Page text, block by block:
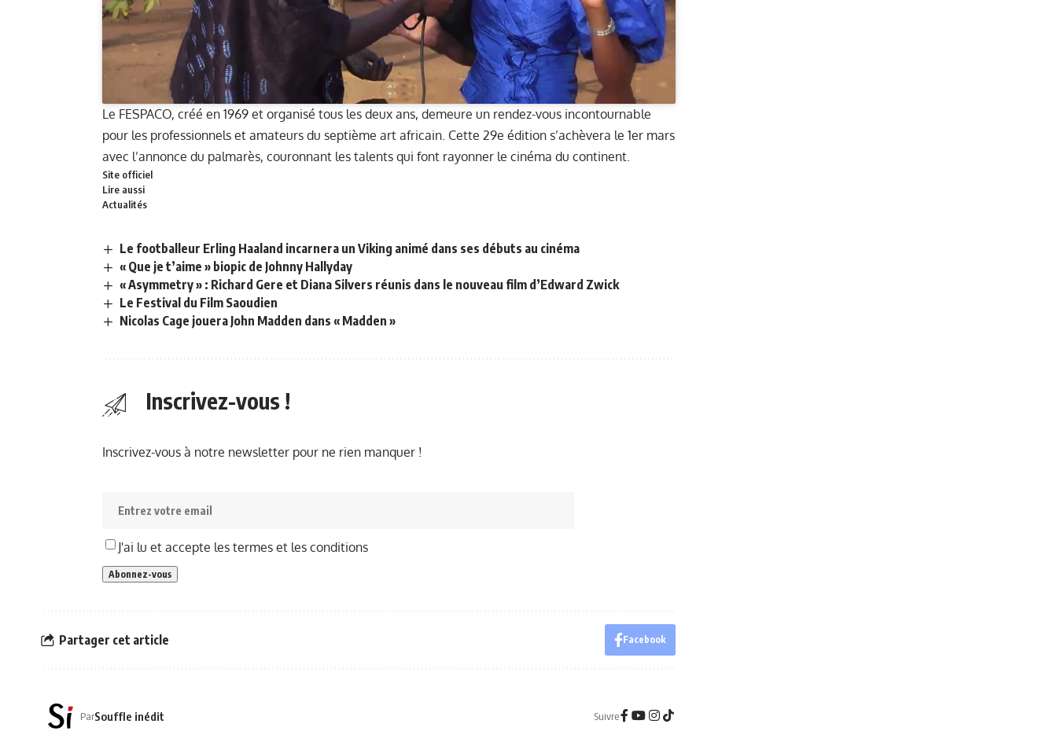
Le FESPACO, créé en 1969 et organisé tous les deux ans, demeure un rendez-vous incontournable
pour les professionnels et amateurs du septième art africain. Cette 29e édition s’achèvera le 1er mars
avec l’annonce du palmarès, couronnant les talents qui font rayonner le cinéma du continent.
Site officiel
Lire aussi
Actualités
Le footballeur Erling Haaland incarnera un Viking animé dans ses débuts au cinéma
« Que je t’aime » biopic de Johnny Hallyday
« Asymmetry » : Richard Gere et Diana Silvers réunis dans le nouveau film d’Edward Zwick
Le Festival du Film Saoudien
Nicolas Cage jouera John Madden dans « Madden »
Inscrivez-vous !
Inscrivez-vous à notre newsletter pour ne rien manquer !
J'ai lu et accepte les termes et les conditions
Partager cet article Facebook
ParSouffle inédit Suivre